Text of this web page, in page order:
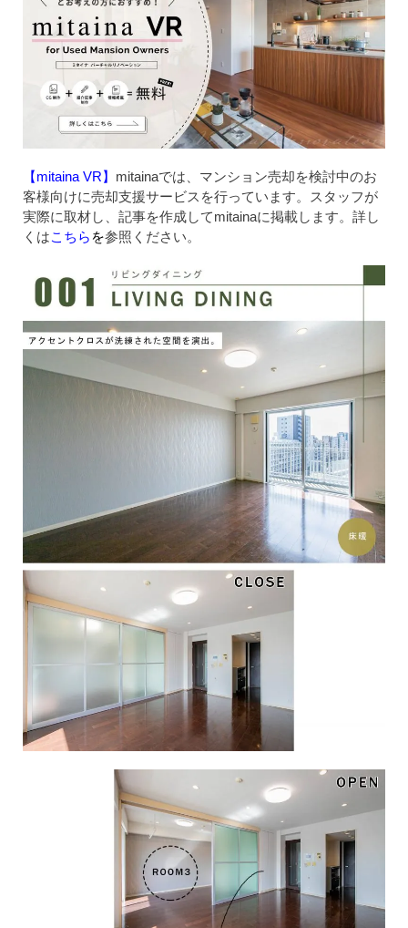
【mitaina VR】 mitainaでは、マンション売却を検討中のお
客様向けに売却支援サービスを行っています。スタッフが
実際に取材し、記事を作成してmitainaに掲載します。詳し
くはこちら を参照ください。